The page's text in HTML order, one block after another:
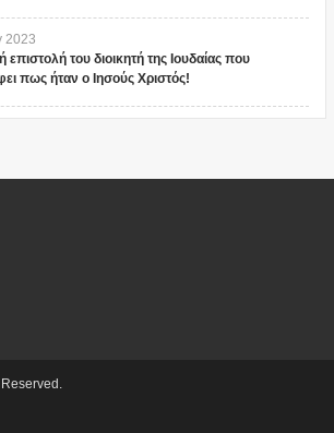
2023
επιστολή του διοικητή της Ιουδαίας που
πως ήταν ο Ιησούς Χριστός!